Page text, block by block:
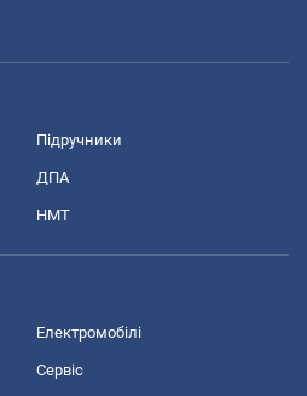
Підручники
ДПА
НМТ
Електромобілі
Сервіс